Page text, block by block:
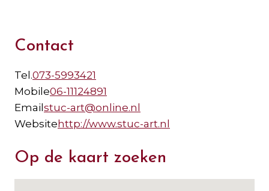
Contact
Tel.073-5993421
Mobile06-11124891
Emailstuc-art@online.nl
Websitehttp://www.stuc-art.nl
Op de kaart zoeken